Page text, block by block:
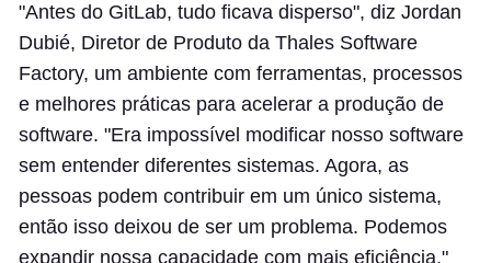
"Antes do GitLab, tudo ficava disperso", diz Jordan
Dubié, Diretor de Produto da Thales Software
Factory, um ambiente com ferramentas, processos
e melhores práticas para acelerar a produção de
software. "Era impossível modificar nosso software
sem entender diferentes sistemas. Agora, as
pessoas podem contribuir em um único sistema,
então isso deixou de ser um problema. Podemos
expandir nossa capacidade com mais eficiência."